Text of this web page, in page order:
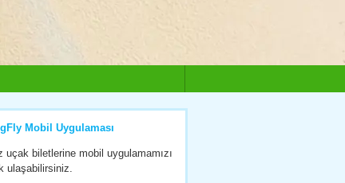
Mobil Uygulaması
uçak biletlerine mobil uygulamamızı
ulaşabilirsiniz.